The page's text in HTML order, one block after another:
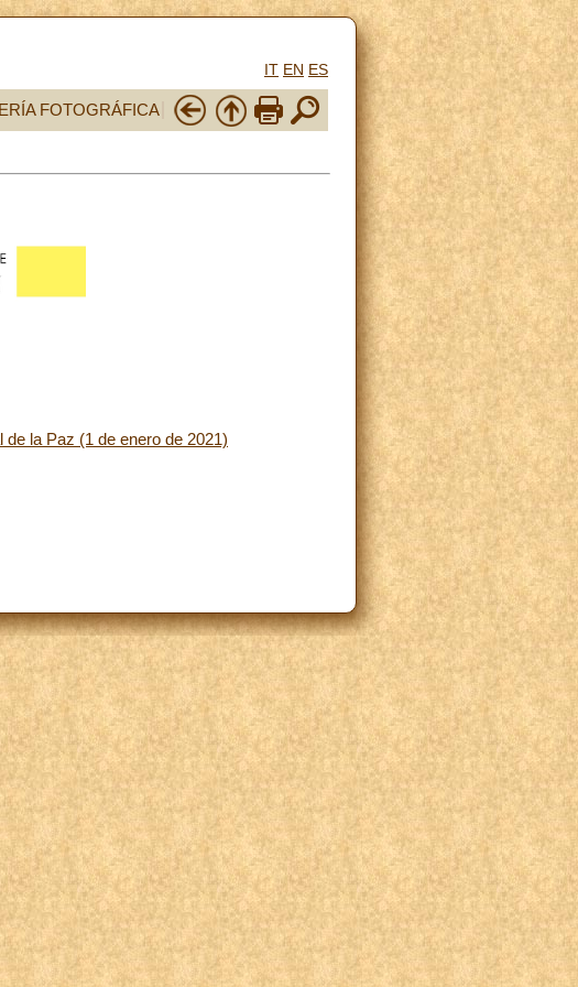
IT EN ES
FOTOGRÁFICA
la Paz (1 de enero de 2021)